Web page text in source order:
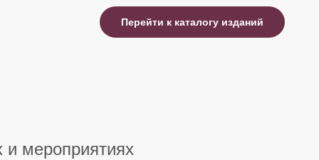
Перейти к каталогу изданий
мероприятиях